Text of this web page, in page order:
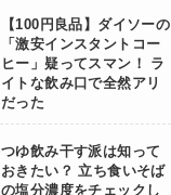
【100円良品】ダイソーの
「激安インスタントコー
ヒー」疑ってスマン！ ラ
イトな飲み口で全然アリ
だった
つゆ飲み干す派は知って
おきたい？ 立ち食いそば
の塩分濃度をチェックし